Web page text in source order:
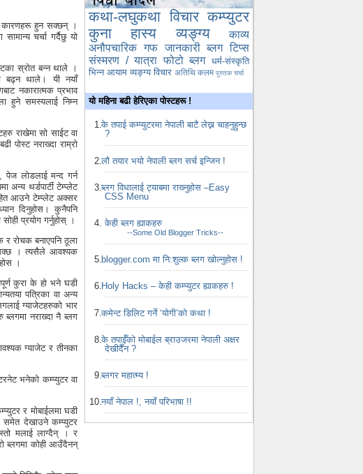
कारणहरू हुन सक्छन् ।
चर्चा गर्दैछु यो
स्रोत बन्न थाले ।
बढ्न थाले। यी नयाँ
नकारात्मक प्रभाव
हुने समस्यलाई निम्न
राखेमा सो साईट वा
पोस्ट नराख्दा राम्रो
पेज लोडलाई मन्द गर्न
थर्डपार्टी टेम्प्लेट
आउने टेम्प्लेट अक्सर
दिनुहोस। कुनैपनि
प्रयोग गर्नुहोस् ।
र रोचक बनाएपनि ठूला
सक्छ । त्यसैले आवश्यक
।
कुरा के हो भने घडी
पत्रिका वा अन्य
ग्याजेटहरुको भार
नराख्दा नै ब्लग
ग्याजेट र तीनका
भनेको कम्प्युटर वा
र मोबाईलमा घडी
समेत देखाउने कम्प्युटर
मलाई लाग्दैन् । र
ब्लगमा कोही आउँदैनन्
कथा-लघुकथा विचार कम्प्युटर
कुना
हास्य व्यङ्ग्य
काव्य
अनौपचारिक गफ जानकारी ब्लग टिप्स
संस्मरण / यात्रा फोटो ब्लग धर्म-संस्कृति
भिन्न आयाम व्यङ्ग्य विचार अतिथि कलम पुस्तक चर्चा
यो महिना बढी हेरिएका पोस्टहरू !
के तपाई कम्प्युटरमा नेपाली बाटै लेख्न चाहनुहुन्छ
?
लौ तयार भयो नेपाली ब्लग सर्च इन्जिन !
ब्लग विधालाई ट्याबमा राख्‍नुहोस –Easy
CSS Menu
केही ब्लग ह्याकहरु
--Some Old Blogger Tricks--
blogger.com मा नि:शुल्क ब्लग खोल्नुहोस !
Holy Hacks – केही कम्प्युटर ह्याकहरु !
कमेन्ट डिलिट गर्ने ‘योगी’को कथा !
के तपाईँको मोबाईल ब्राउजरमा नेपाली अक्षर
देखीदैँन ?
ब्लगर महात्म्य !
नयाँ नेपाल !, नयाँ परिभाषा !!